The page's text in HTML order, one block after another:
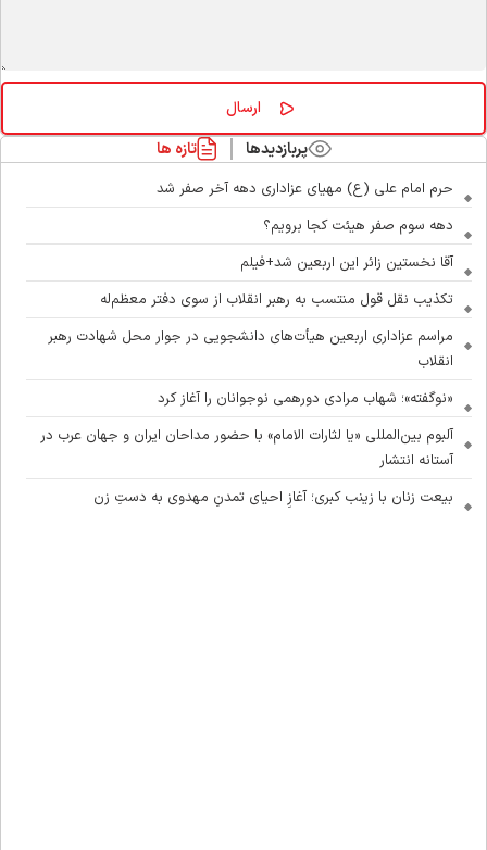
پربازدیدها تازه ها
حرم امام علی (ع) مهیای عزاداری دهه آخر صفر شد
دهه سوم صفر هیئت کجا برویم؟
آقا نخستین زائر این اربعین شد+فیلم
تکذیب نقل قول منتسب به رهبر انقلاب از سوی دفتر معظم‌له
مراسم عزاداری اربعین هیأت‌های دانشجویی در جوار محل شهادت رهبر
انقلاب
«نوگفته»؛ شهاب مرادی دورهمی نوجوانان را آغاز کرد
آلبوم بین‌المللی «یا لثارات الامام» با حضور مداحان ایران و جهان عرب در
آستانه انتشار
بیعت زنان با زینب کبری؛ آغازِ احیای تمدنِ مهدوی به دستِ زن